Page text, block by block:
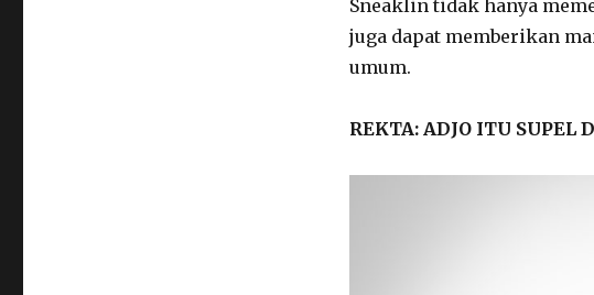
Sneaklin tidak hanya
juga dapat memberikan
umum.
REKTA: ADJO ITU SUPEL